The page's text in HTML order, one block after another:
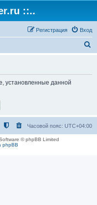
::..
Вход
Регистрация
установленные данной
Часовой пояс: UTC+04:00
© phpBB Limited
phpBB